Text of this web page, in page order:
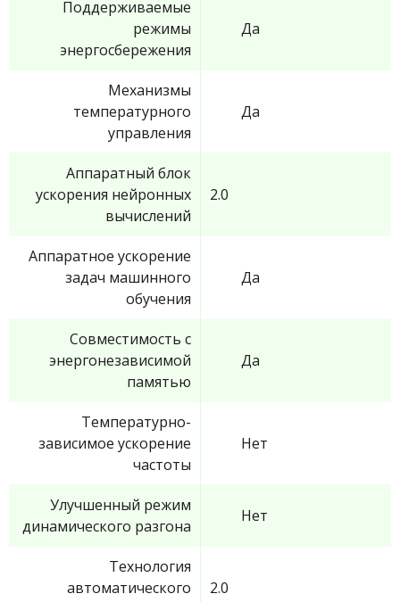
Поддерживаемые
режимы
энергосбережения
Да
Механизмы
температурного
управления
Да
Аппаратный блок
ускорения нейронных
вычислений
2.0
Аппаратное ускорение
задач машинного
обучения
Да
Совместимость с
энергонезависимой
памятью
Да
Температурно-
зависимое ускорение
частоты
Нет
Улучшенный режим
динамического разгона
Нет
Технология
автоматического
2.0